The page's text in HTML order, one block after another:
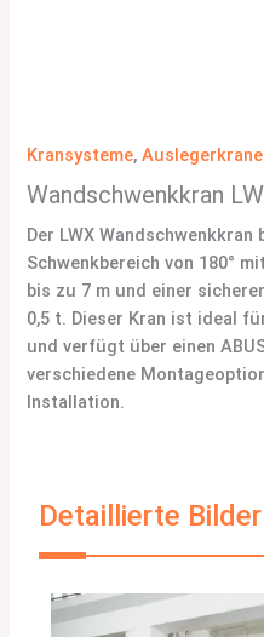
Kransysteme,Auslegerkrane
Wandschwenkkran
Der LWX
Schwenkbereich von 180°
bis zu 7 m und einer
0,5 t. Dieser Kran ist ideal
und verfügt über einen
verschiedene
Installation.
Detaillierte Bilder